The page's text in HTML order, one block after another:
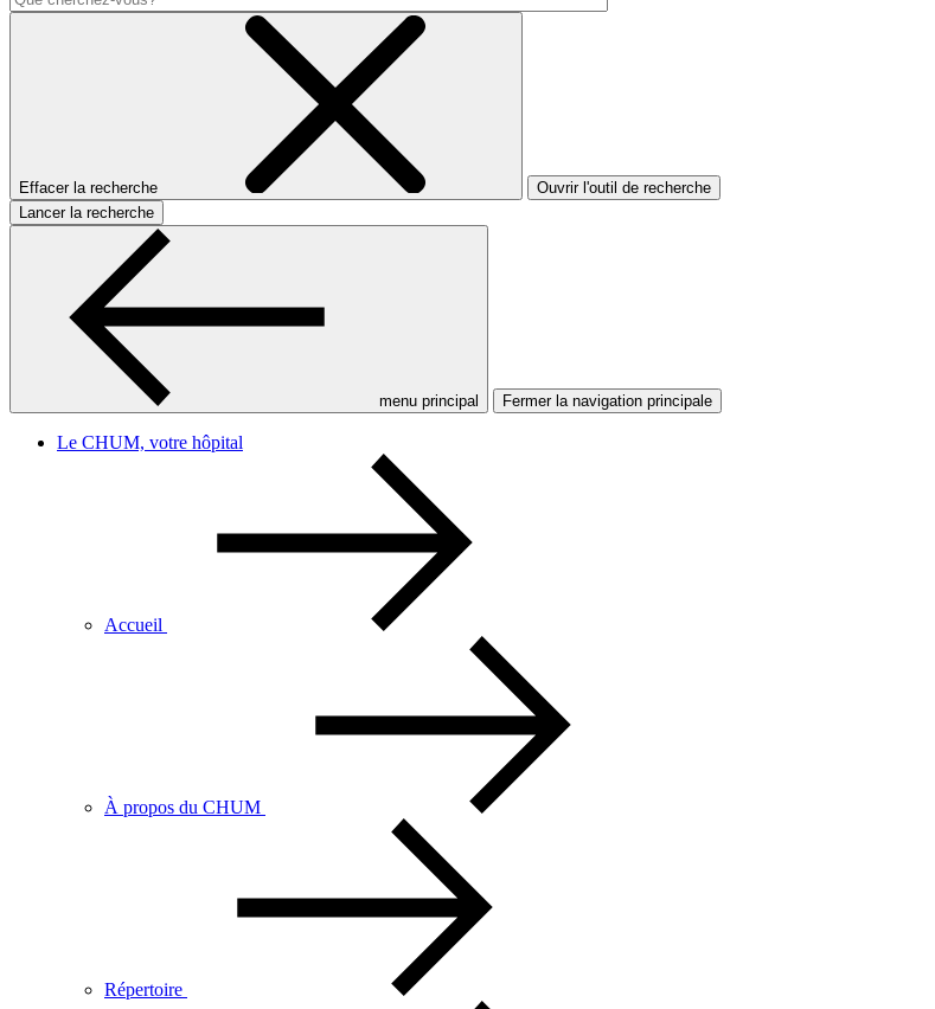
Effacer la recherche
Ouvrir l'outil de recherche
Lancer la recherche
menu principal Fermer la navigation principale
Le CHUM, votre hôpital
Accueil
À propos du CHUM
Répertoire